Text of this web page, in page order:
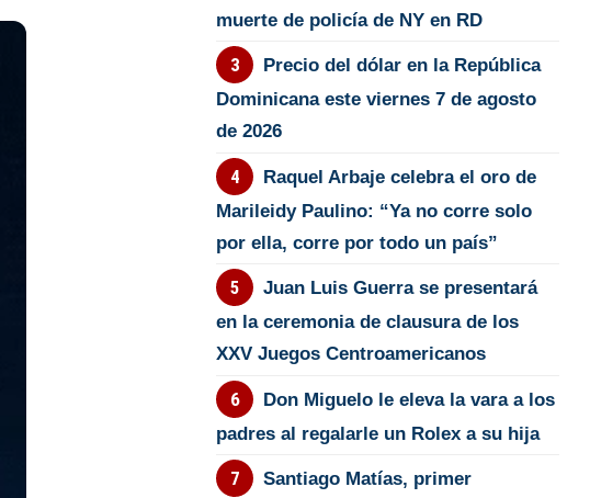
muerte de policía de NY en RD
Precio del dólar en la República
Dominicana este viernes 7 de agosto
de 2026
Raquel Arbaje celebra el oro de
Marileidy Paulino: “Ya no corre solo
por ella, corre por todo un país”
Juan Luis Guerra se presentará
en la ceremonia de clausura de los
XXV Juegos Centroamericanos
Don Miguelo le eleva la vara a los
padres al regalarle un Rolex a su hija
Santiago Matías, primer